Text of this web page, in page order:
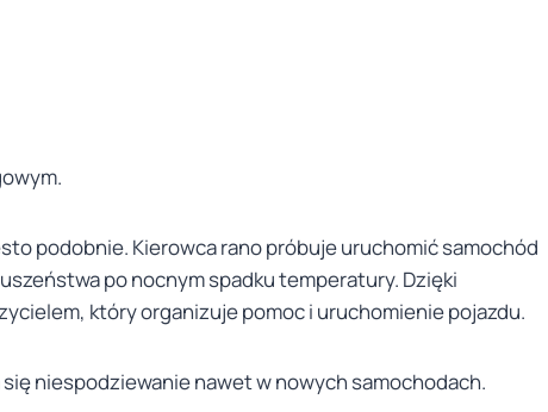
podobnie. Kierowca rano próbuje uruchomić samochód
po nocnym spadku temperatury. Dzięki
który organizuje pomoc i uruchomienie pojazdu.
niespodziewanie nawet w nowych samochodach.